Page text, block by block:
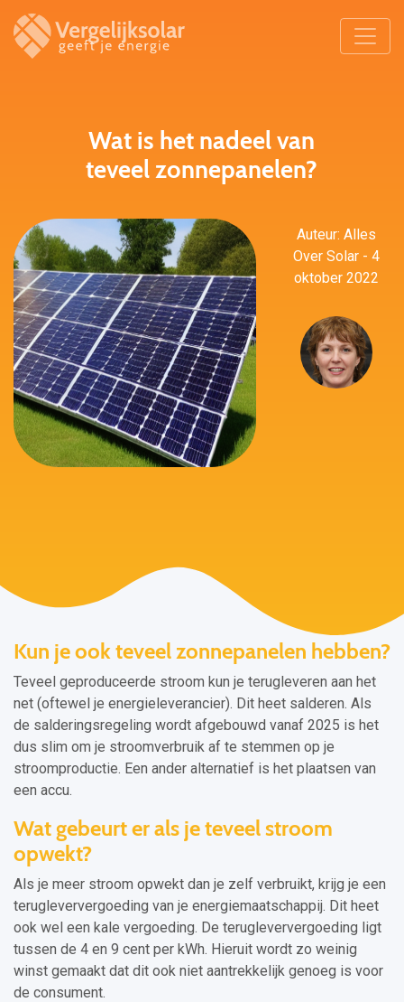
Wat is het nadeel van
teveel zonnepanelen?
Auteur: Alles
Over Solar - 4
oktober 2022
Kun je ook teveel zonnepanelen hebben?
Teveel geproduceerde stroom kun je terugleveren aan het
net (oftewel je energieleverancier). Dit heet salderen. Als
de salderingsregeling wordt afgebouwd vanaf 2025 is het
dus slim om je stroomverbruik af te stemmen op je
stroomproductie. Een ander alternatief is het plaatsen van
een accu.
Wat gebeurt er als je teveel stroom
opwekt?
Als je meer stroom opwekt dan je zelf verbruikt, krijg je een
terugleververgoeding van je energiemaatschappij. Dit heet
ook wel een kale vergoeding. De terugleververgoeding ligt
tussen de 4 en 9 cent per kWh. Hieruit wordt zo weinig
winst gemaakt dat dit ook niet aantrekkelijk genoeg is voor
de consument.